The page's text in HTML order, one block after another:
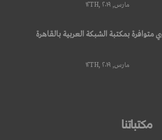
مارس, ۱۲TH, ۲۰۱۹
متوافرة بمكتبة الشبكة العربية بالقاهرة
مارس, ۱۲TH, ۲۰۱۹
مكتباتنا